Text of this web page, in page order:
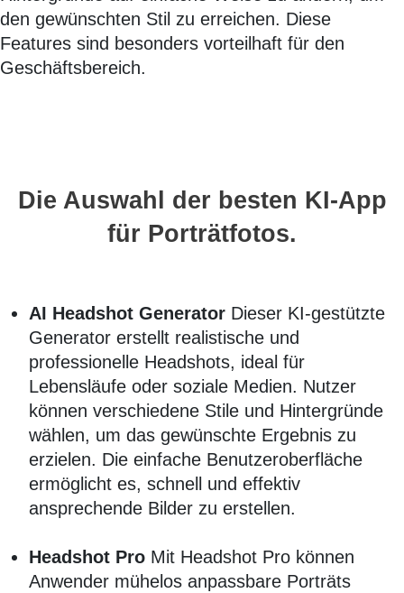
den gewünschten Stil zu erreichen. Diese
Features sind besonders vorteilhaft für den
Geschäftsbereich.
Die Auswahl der besten KI-App
für Porträtfotos.
AI Headshot Generator Dieser KI-gestützte
Generator erstellt realistische und
professionelle Headshots, ideal für
Lebensläufe oder soziale Medien. Nutzer
können verschiedene Stile und Hintergründe
wählen, um das gewünschte Ergebnis zu
erzielen. Die einfache Benutzeroberfläche
ermöglicht es, schnell und effektiv
ansprechende Bilder zu erstellen.
Headshot Pro Mit Headshot Pro können
Anwender mühelos anpassbare Porträts